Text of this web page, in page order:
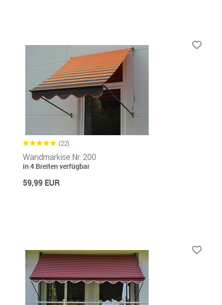
(22)
Wandmarkise Nr. 200
in 4 Breiten verfügbar
59,99 EUR